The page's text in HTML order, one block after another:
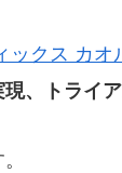
ックス カオ
現、トライ